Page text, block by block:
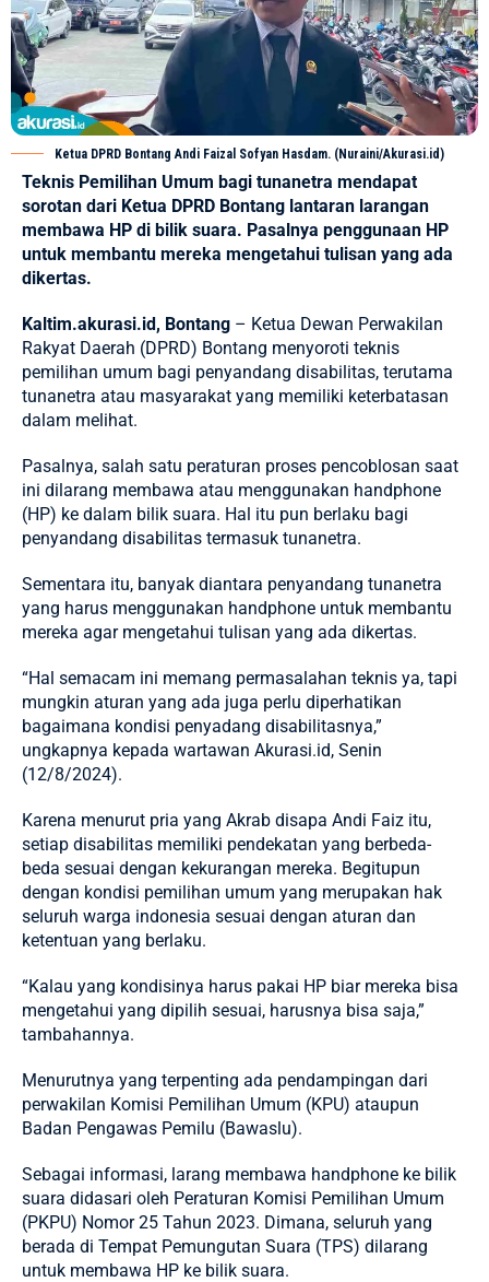
Ketua DPRD Bontang Andi Faizal Sofyan Hasdam. (Nuraini/Akurasi.id)
Teknis Pemilihan Umum bagi tunanetra mendapat
sorotan dari Ketua DPRD Bontang lantaran larangan
membawa HP di bilik suara. Pasalnya penggunaan HP
untuk membantu mereka mengetahui tulisan yang ada
dikertas.
Kaltim.akurasi.id, Bontang – Ketua Dewan Perwakilan
Rakyat Daerah (DPRD) Bontang menyoroti teknis
pemilihan umum bagi penyandang disabilitas, terutama
tunanetra atau masyarakat yang memiliki keterbatasan
dalam melihat.
Pasalnya, salah satu peraturan proses pencoblosan saat
ini dilarang membawa atau menggunakan handphone
(HP) ke dalam bilik suara. Hal itu pun berlaku bagi
penyandang disabilitas termasuk tunanetra.
Sementara itu, banyak diantara penyandang tunanetra
yang harus menggunakan handphone untuk membantu
mereka agar mengetahui tulisan yang ada dikertas.
“Hal semacam ini memang permasalahan teknis ya, tapi
mungkin aturan yang ada juga perlu diperhatikan
bagaimana kondisi penyadang disabilitasnya,”
ungkapnya kepada wartawan Akurasi.id, Senin
(12/8/2024).
Karena menurut pria yang Akrab disapa Andi Faiz itu,
setiap disabilitas memiliki pendekatan yang berbeda-
beda sesuai dengan kekurangan mereka. Begitupun
dengan kondisi pemilihan umum yang merupakan hak
seluruh warga indonesia sesuai dengan aturan dan
ketentuan yang berlaku.
“Kalau yang kondisinya harus pakai HP biar mereka bisa
mengetahui yang dipilih sesuai, harusnya bisa saja,”
tambahannya.
Menurutnya yang terpenting ada pendampingan dari
perwakilan Komisi Pemilihan Umum (KPU) ataupun
Badan Pengawas Pemilu (Bawaslu).
Sebagai informasi, larang membawa handphone ke bilik
suara didasari oleh Peraturan Komisi Pemilihan Umum
(PKPU) Nomor 25 Tahun 2023. Dimana, seluruh yang
berada di Tempat Pemungutan Suara (TPS) dilarang
untuk membawa HP ke bilik suara.